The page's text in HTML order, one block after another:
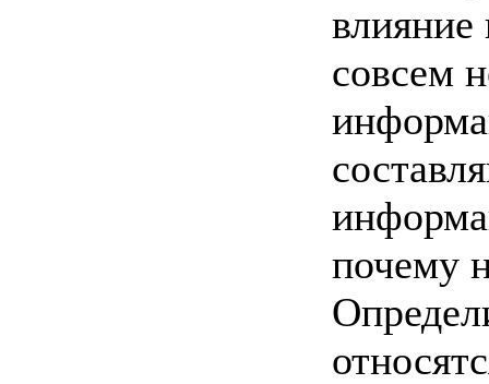
влияние
совсем
почему